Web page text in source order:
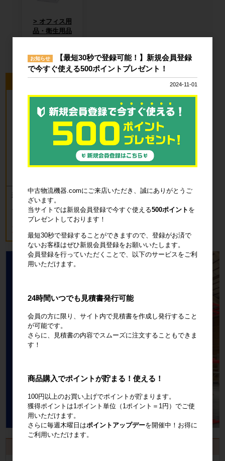
オフィス用
品・衛生用品
新品 カゴ台車 ロールボックスパレッ
ト(樹脂底板) W850×D650×H1700mm
ブルー
18,700円税込20,570円
お知らせ
【最短30秒で登録可能！】新規会員登録
で今すぐ使える500ポイントプレゼント！
2024-11-01
中古物流機器.comにご来店いただき、誠にありがとうご
ざいます。
当サイトでは新規会員登録で今すぐ使える500ポイント を
プレゼントしております！
最短30秒で登録することができますので、登録がお済で
ないお客様はぜひ新規会員登録をお願いいたします。
会員登録を行っていただくことで、以下のサービスをご利
用いただけます。
24時間いつでも見積書発行可能
会員の方に限り、サイト内で見積書を作成し発行すること
が可能です。
さらに、見積書の内容でスムーズに注文することもできま
す！
商品購入でポイントが貯まる！使える！
100円以上のお買い上げでポイントが貯まります。
獲得ポイントは1ポイント単位（1ポイント＝1円）でご使
用いただけます。
さらに毎週木曜日はポイントアップデーを開催中！お得に
ご利用いただけます。